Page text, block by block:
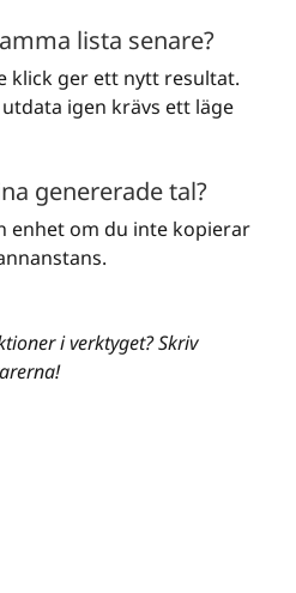
lista senare?
klick ger ett nytt resultat.
igen krävs ett läge
genererade tal?
enhet om du inte kopierar
i verktyget? Skriv